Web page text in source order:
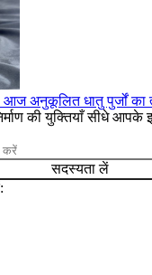
आज अनुकूलित धातु पुर्जों का
की युक्तियाँ सीधे आपके
सदस्यता लें